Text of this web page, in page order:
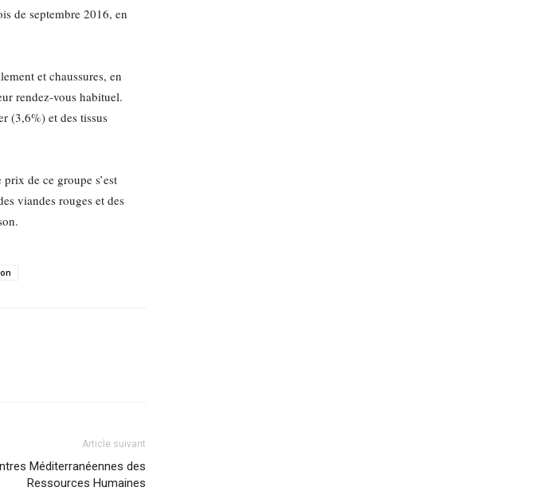
de septembre 2016, en
et chaussures, en
rendez-vous habituel.
(3,6%) et des tissus
de ce groupe s’est
viandes rouges et des
Article suivant
Méditerranéennes des
Ressources Humaines